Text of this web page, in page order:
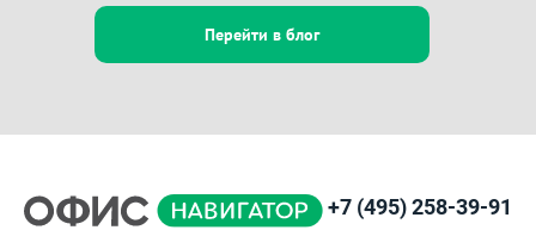
Перейти в блог
+7 (495) 258-39-91